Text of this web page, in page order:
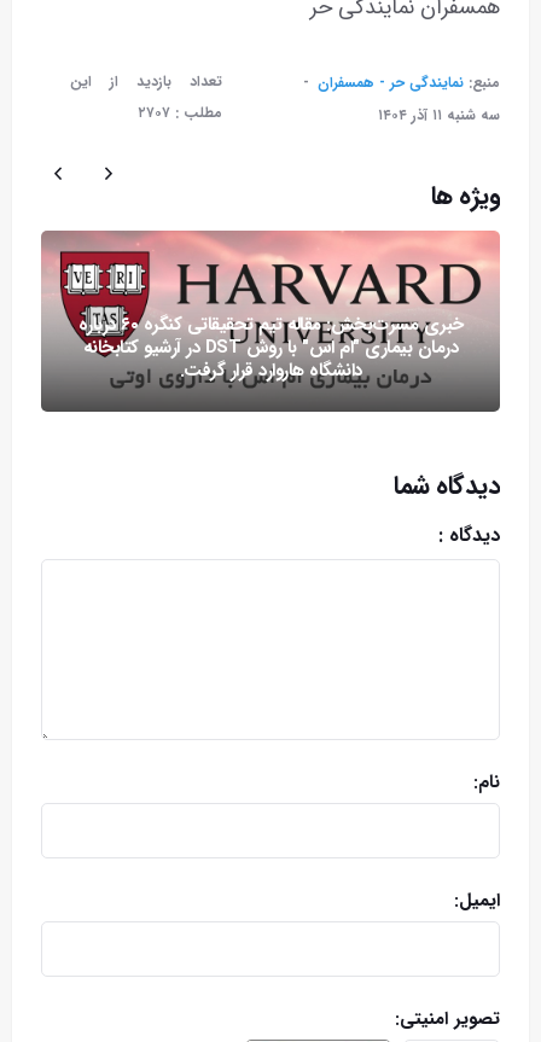
همسفران نمایندگی حر
منبع: نمایندگی حر - همسفران
سه شنبه ۱۱ آذر ۱۴۰۴
تعداد بازدید از این
مطلب :۲۷۰۷
ویژه ها
خبری مسرت‌بخش: مقاله تیم تحقیقاتی کنگره ۶۰ درباره
درمان بیماری "ام اس" با روش DST در آرشیو کتابخانه
دانشگاه هاروارد قرار گرفت.
دیدگاه شما
دیدگاه :
نام:
ایمیل:
تصویر امنیتی: